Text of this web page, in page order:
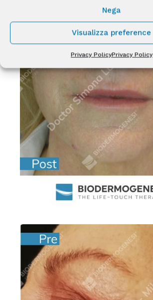
Nega
Visualizza preference
Privacy PolicyPrivacy Policy